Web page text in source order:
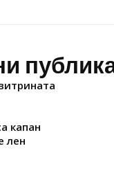
капан
лен